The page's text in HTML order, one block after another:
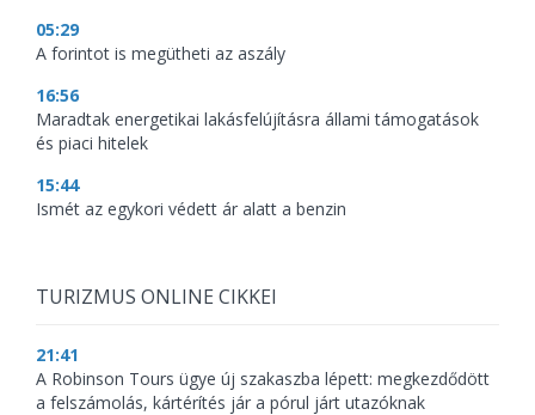
05:29
A forintot is megütheti az aszály
16:56
Maradtak energetikai lakásfelújításra állami támogatások
és piaci hitelek
15:44
Ismét az egykori védett ár alatt a benzin
TURIZMUS ONLINE CIKKEI
21:41
A Robinson Tours ügye új szakaszba lépett: megkezdődött
a felszámolás, kártérítés jár a pórul járt utazóknak